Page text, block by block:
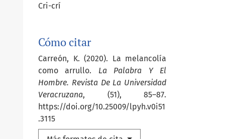
Cri-crí
Cómo citar
Carreón, K. (2020). La melancolía
como arrullo. La Palabra Y El
Hombre. Revista De La Universidad
Veracruzana, (51), 85–87.
https://doi.org/10.25009/lpyh.v0i51
.3115